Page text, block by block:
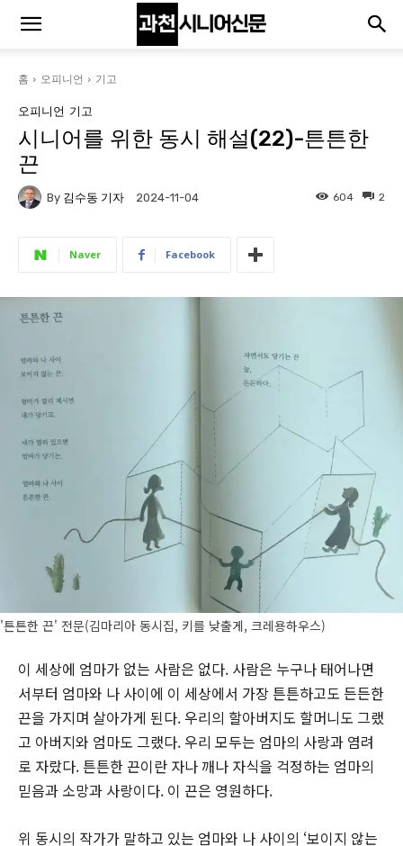
홈 오피니언 기고
오피니언 기고
시니어를 위한 동시 해설(22)-튼튼한
끈
By 김수동 기자 2024-11-04 2
604
Naver Facebook
'튼튼한 끈' 전문(김마리아 동시집, 키를 낮출게, 크레용하우스)
이 세상에 엄마가 없는 사람은 없다. 사람은 누구나 태어나면
서부터 엄마와 나 사이에 이 세상에서 가장 튼튼하고도 든든한
끈을 가지며 살아가게 된다. 우리의 할아버지도 할머니도 그랬
고 아버지와 엄마도 그랬다. 우리 모두는 엄마의 사랑과 염려
로 자랐다. 튼튼한 끈이란 자나 깨나 자식을 걱정하는 엄마의
믿음과 소망과 사랑이다. 이 끈은 영원하다.
위 동시의 작가가 말하고 있는 엄마와 나 사이의 ‘보이지 않는